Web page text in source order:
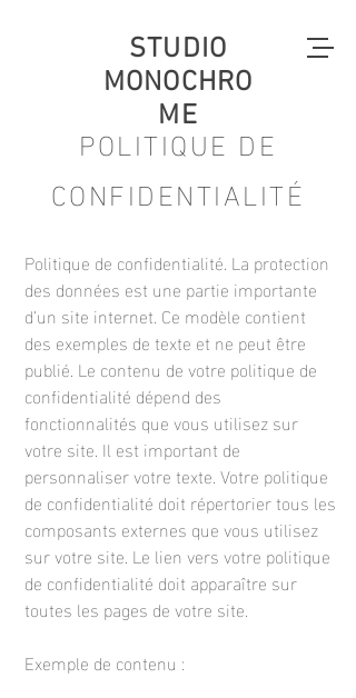
STUDIO
MONOCHRO
ME
POLITIQUE DE
CONFIDENTIALITÉ
Politique de confidentialité. La protection
des données est une partie importante
d’un site internet. Ce modèle contient
des exemples de texte et ne peut être
publié. Le contenu de votre politique de
confidentialité dépend des
fonctionnalités que vous utilisez sur
votre site. Il est important de
personnaliser votre texte. Votre politique
de confidentialité doit répertorier tous les
composants externes que vous utilisez
sur votre site. Le lien vers votre politique
de confidentialité doit apparaître sur
toutes les pages de votre site.
Exemple de contenu :